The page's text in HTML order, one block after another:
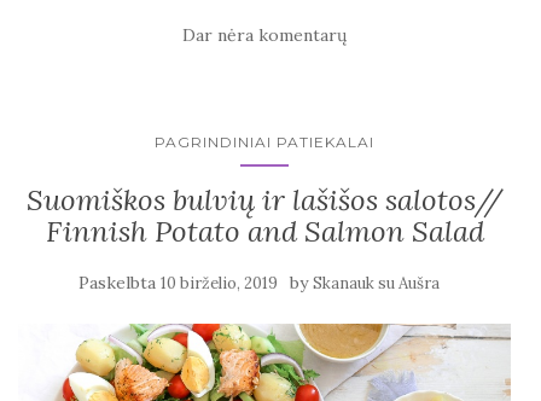
Dar nėra komentarų
PAGRINDINIAI PATIEKALAI
Suomiškos bulvių ir lašišos salotos//
Finnish Potato and Salmon Salad
Paskelbta 10 birželio, 2019 bySkanauk su Aušra